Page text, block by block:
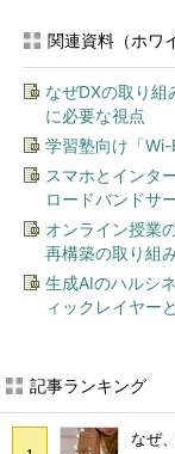
関連資料（ホワ
なぜDXの取り組
に必要な視点
学習塾向け「Wi-
スマホとインタ
ロードバンドサ
オンライン授業
再構築の取り組
生成AIのハルシ
ィックレイヤー
記事ランキング
なぜ